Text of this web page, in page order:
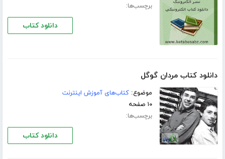
برچسب‌ها:
دانلود کتاب
دانلود کتاب مردان گوگل
موضوع:کتاب‌های آموزش اینترنت
۱۰ صفحه
برچسب‌ها:
دانلود کتاب